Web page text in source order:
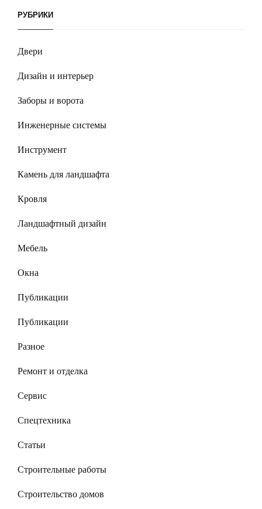
РУБРИКИ
Двери
Дизайн и интерьер
Заборы и ворота
Инженерные системы
Инструмент
Камень для ландшафта
Кровля
Ландшафтный дизайн
Мебель
Окна
Публикации
Публикации
Разное
Ремонт и отделка
Сервис
Спецтехника
Статьи
Строительные работы
Строительство домов